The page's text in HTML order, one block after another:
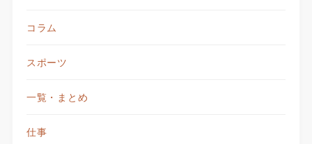
コラム
スポーツ
一覧・まとめ
仕事